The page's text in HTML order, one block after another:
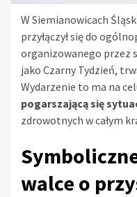
W Siemianowicach
przyłączył się do
organizowanego przez
jako Czarny Tydzień,
Wydarzenie to ma na
pogarszającą się
zdrowotnych w całym
walce o